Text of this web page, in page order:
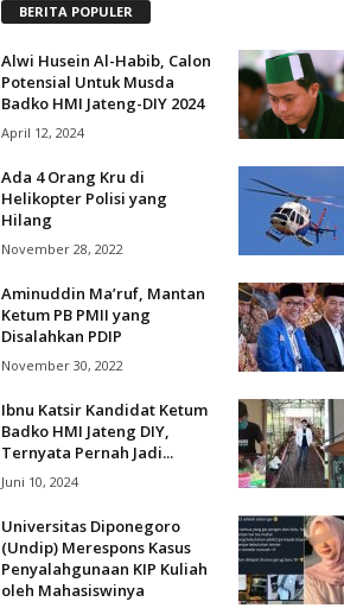
BERITA POPULER
Alwi Husein Al-Habib, Calon
Potensial Untuk Musda
Badko HMI Jateng-DIY 2024
April 12, 2024
Ada 4 Orang Kru di
Helikopter Polisi yang
Hilang
November 28, 2022
Aminuddin Ma’ruf, Mantan
Ketum PB PMII yang
Disalahkan PDIP
November 30, 2022
Ibnu Katsir Kandidat Ketum
Badko HMI Jateng DIY,
Ternyata Pernah Jadi...
Juni 10, 2024
Universitas Diponegoro
(Undip) Merespons Kasus
Penyalahgunaan KIP Kuliah
oleh Mahasiswinya